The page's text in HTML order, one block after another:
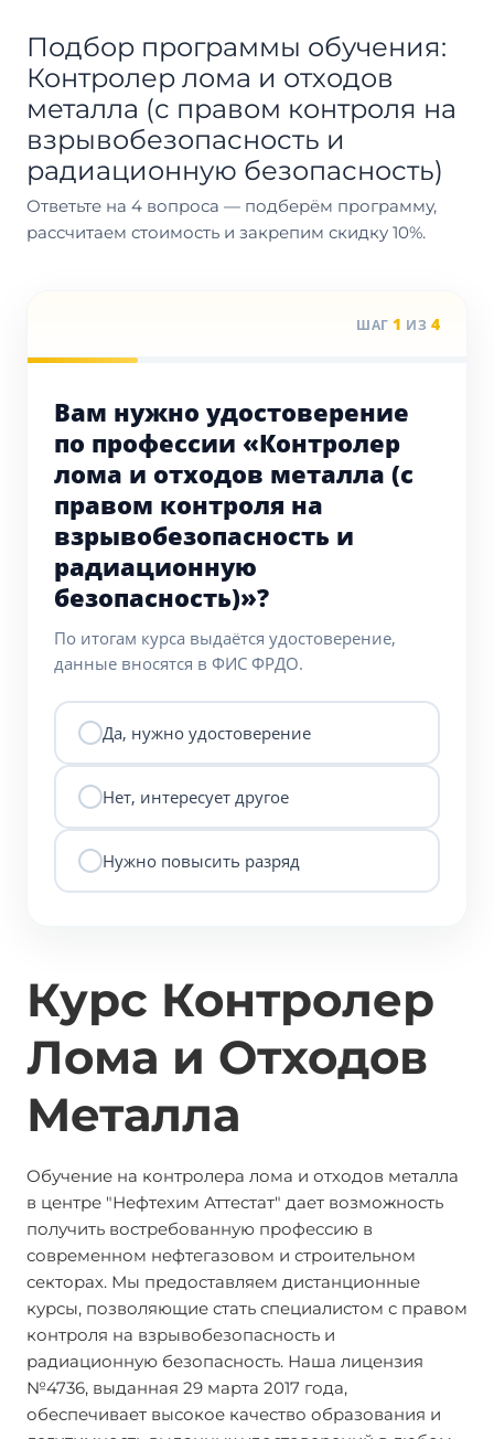
Подбор программы обучения:
Контролер лома и отходов
металла (с правом контроля на
взрывобезопасность и
радиационную безопасность)
Ответьте на 4 вопроса — подберём программу,
рассчитаем стоимость и закрепим скидку 10%.
ШАГ 1 ИЗ 4
Вам нужно удостоверение
по профессии «Контролер
лома и отходов металла (с
правом контроля на
взрывобезопасность и
радиационную
безопасность)»?
По итогам курса выдаётся удостоверение,
данные вносятся в ФИС ФРДО.
Да, нужно удостоверение
Нет, интересует другое
Нужно повысить разряд
Курс Контролер
Лома и Отходов
Металла
Обучение на контролера лома и отходов металла
в центре "Нефтехим Аттестат" дает возможность
получить востребованную профессию в
современном нефтегазовом и строительном
секторах. Мы предоставляем дистанционные
курсы, позволяющие стать специалистом с правом
контроля на взрывобезопасность и
радиационную безопасность. Наша лицензия
№4736, выданная 29 марта 2017 года,
обеспечивает высокое качество образования и